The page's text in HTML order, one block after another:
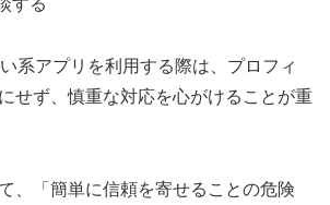
する
系アプリを利用する際は、プロフィ
せず、慎重な対応を心がけることが重
、「簡単に信頼を寄せることの危険